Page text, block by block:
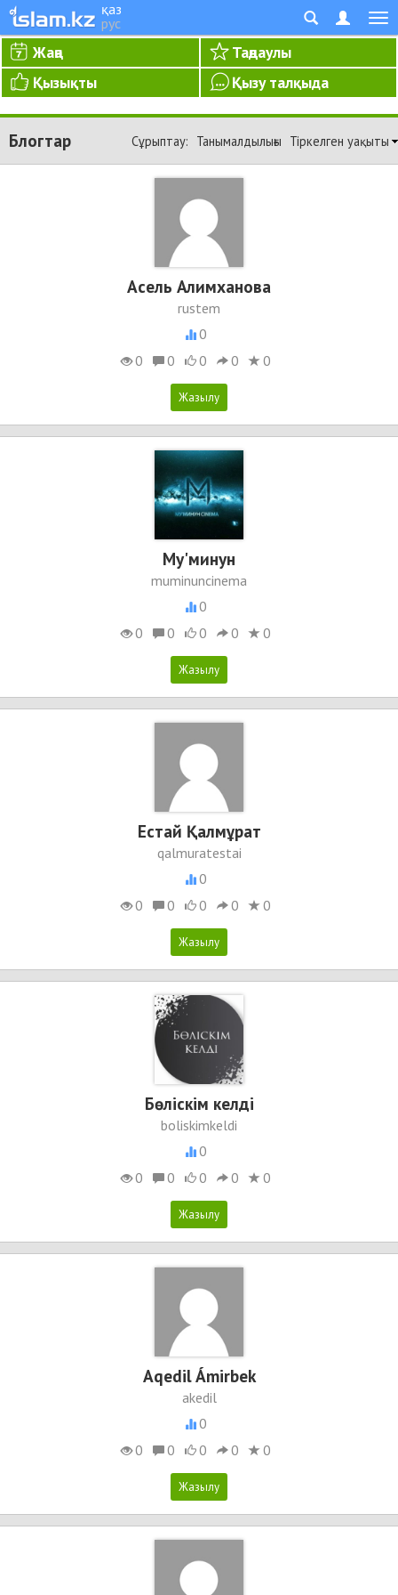
қаз
рус
Жаңа
Таңдаулы
Қызықты
Қызу талқыда
Блогтар Сұрыптау: Танымалдылығы Тіркелген уақыты
Асель Алимханова
rustem
0
0
0 0 0 0
Му'минун
muminuncinema
0
0
0 0 0 0
Естай Қалмұрат
qalmuratestai
0
0
0 0 0 0
Бөліскім келді
boliskimkeldi
0
0
0 0 0 0
Aqedil Ámirbek
akedil
0
0
0 0 0 0